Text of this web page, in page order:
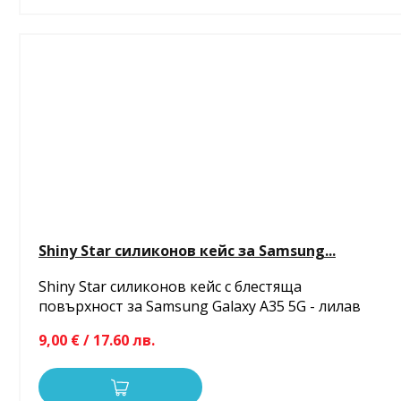
Shiny Star силиконов кейс за Samsung...
Shiny Star силиконов кейс с блестяща
повърхност за Samsung Galaxy A35 5G - лилав
9,00 € / 17.60 лв.